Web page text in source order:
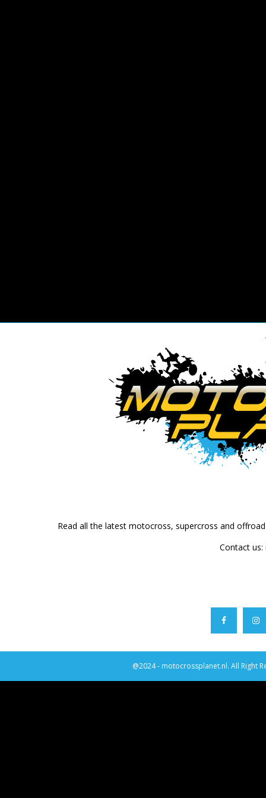
Read all the latest motocross, supercross and
Contact us:
@2024 - motocrossplanet.nl. All Right